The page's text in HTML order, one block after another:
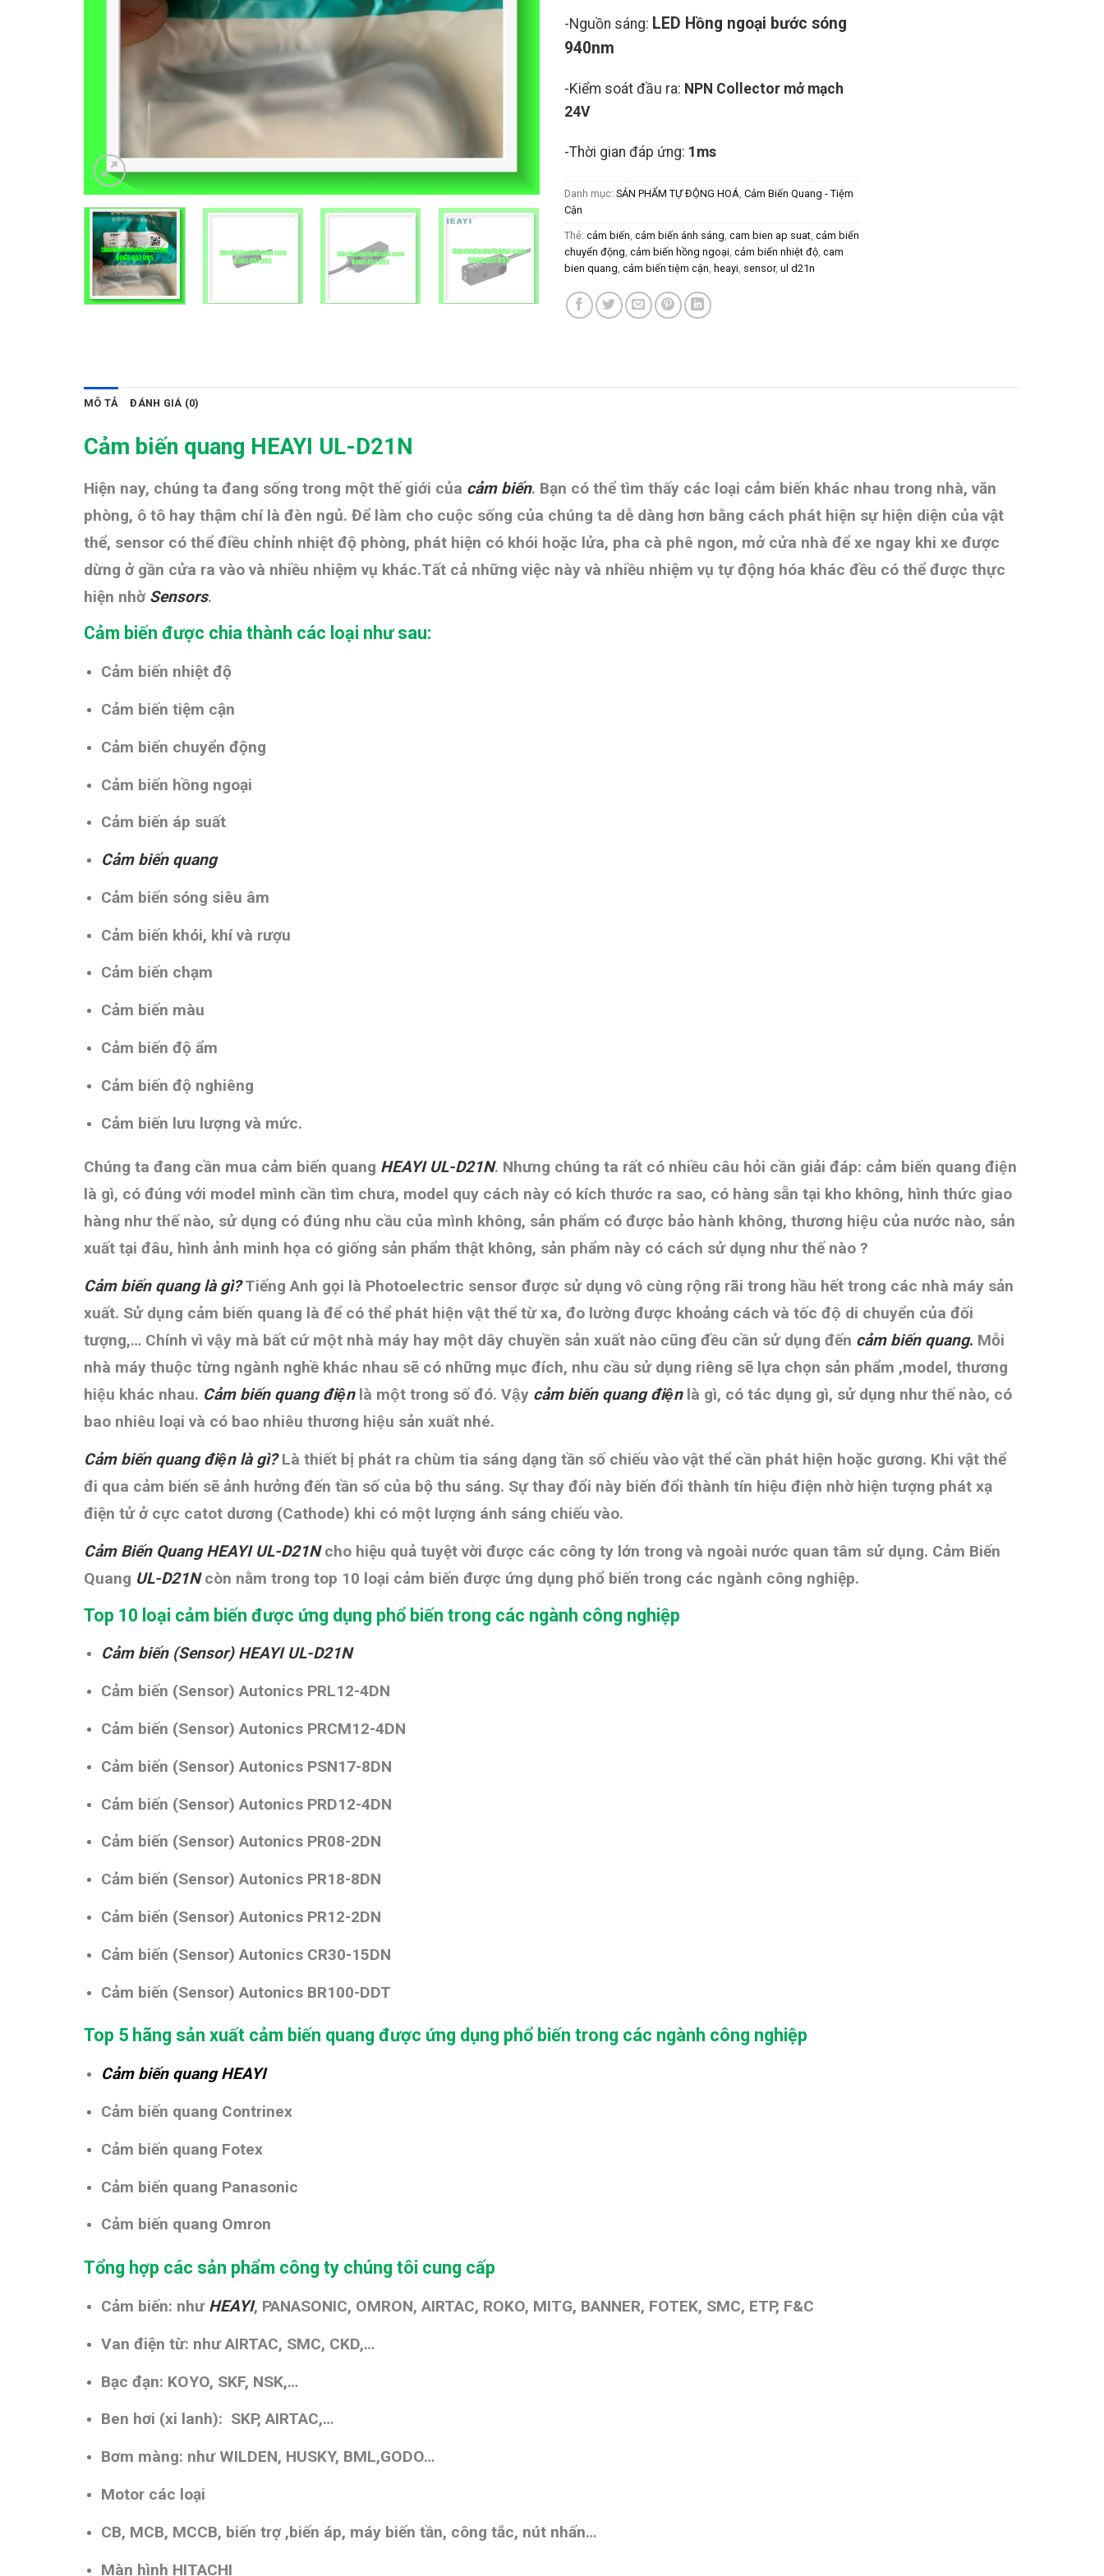
-Nguồn sáng: LED Hồng ngoại bước sóng
940nm
-Kiểm soát đầu ra: NPN Collector mở mạch
24V
-Thời gian đáp ứng: 1ms
Danh mục: SẢN PHẨM TỰ ĐỘNG HOÁ Cảm Biến Quang - Tiệm
Cận
Thẻ: cảm biến cảm biến ánh sáng cam bien ap suat cảm biến
chuyển động cảm biến hồng ngoại cảm biến nhiệt độ cam
bien quang cảm biến tiệm cận heayi sensor, ul d21n
MÔ TẢ ĐÁNH GIÁ (0)
Cảm biến quang HEAYI UL-D21N
Hiện nay, chúng ta đang sống trong một thế giới của cảm biến. Bạn có thể tìm thấy các loại cảm biến khác nhau trong nhà, văn
phòng, ô tô hay thậm chí là đèn ngủ. Để làm cho cuộc sống của chúng ta dễ dàng hơn bằng cách phát hiện sự hiện diện của vật
thể, sensor có thể điều chỉnh nhiệt độ phòng, phát hiện có khói hoặc lửa, pha cà phê ngon, mở cửa nhà để xe ngay khi xe được
dừng ở gần cửa ra vào và nhiều nhiệm vụ khác.Tất cả những việc này và nhiều nhiệm vụ tự động hóa khác đều có thể được thực
hiện nhờ Sensors.
Cảm biến được chia thành các loại như sau:
Cảm biến nhiệt độ
Cảm biến tiệm cận
Cảm biến chuyển động
Cảm biến hồng ngoại
Cảm biến áp suất
Cảm biến quang
Cảm biến sóng siêu âm
Cảm biến khói, khí và rượu
Cảm biến chạm
Cảm biến màu
Cảm biến độ ẩm
Cảm biến độ nghiêng
Cảm biến lưu lượng và mức.
Chúng ta đang cần mua cảm biến quang HEAYI UL-D21N. Nhưng chúng ta rất có nhiều câu hỏi cần giải đáp: cảm biến quang điện
là gì, có đúng với model mình cần tìm chưa, model quy cách này có kích thước ra sao, có hàng sẵn tại kho không, hình thức giao
hàng như thế nào, sử dụng có đúng nhu cầu của mình không, sản phẩm có được bảo hành không, thương hiệu của nước nào, sản
xuất tại đâu, hình ảnh minh họa có giống sản phẩm thật không, sản phẩm này có cách sử dụng như thế nào ?
Cảm biến quang là gì?Tiếng Anh gọi là Photoelectric sensor được sử dụng vô cùng rộng rãi trong hầu hết trong các nhà máy sản
xuất. Sử dụng cảm biến quang là để có thể phát hiện vật thể từ xa, đo lường được khoảng cách và tốc độ di chuyển của đối
tượng,… Chính vì vậy mà bất cứ một nhà máy hay một dây chuyền sản xuất nào cũng đều cần sử dụng đến cảm biến quang. Mỗi
nhà máy thuộc từng ngành nghề khác nhau sẽ có những mục đích, nhu cầu sử dụng riêng sẽ lựa chọn sản phẩm ,model, thương
hiệu khác nhau. Cảm biến quang điệnlà một trong số đó. Vậy cảm biến quang điệnlà gì, có tác dụng gì, sử dụng như thế nào, có
bao nhiêu loại và có bao nhiêu thương hiệu sản xuất nhé.
Cảm biến quang điện là gì?Là thiết bị phát ra chùm tia sáng dạng tần số chiếu vào vật thể cần phát hiện hoặc gương. Khi vật thể
đi qua cảm biến sẽ ảnh hưởng đến tần số của bộ thu sáng. Sự thay đổi này biến đổi thành tín hiệu điện nhờ hiện tượng phát xạ
điện tử ở cực catot dương (Cathode) khi có một lượng ánh sáng chiếu vào.
Cảm Biến Quang HEAYI UL-D21N cho hiệu quả tuyệt vời được các công ty lớn trong và ngoài nước quan tâm sử dụng. Cảm Biến
Quang UL-D21Ncòn nằm trong top 10 loại cảm biến được ứng dụng phổ biến trong các ngành công nghiệp.
Top 10 loại cảm biến được ứng dụng phổ biến trong các ngành công nghiệp
Cảm biến (Sensor) HEAYI UL-D21N
Cảm biến (Sensor) Autonics PRL12-4DN
Cảm biến (Sensor) Autonics PRCM12-4DN
Cảm biến (Sensor) Autonics PSN17-8DN
Cảm biến (Sensor) Autonics PRD12-4DN
Cảm biến (Sensor)Autonics PR08-2DN
Cảm biến (Sensor)Autonics PR18-8DN
Cảm biến (Sensor)Autonics PR12-2DN
Cảm biến (Sensor)Autonics CR30-15DN
Cảm biến (Sensor)Autonics BR100-DDT
Top 5 hãng sản xuất cảm biến quang được ứng dụng phổ biến trong các ngành công nghiệp
Cảm biến quang HEAYI
Cảm biến quang Contrinex
Cảm biến quang Fotex
Cảm biến quang Panasonic
Cảm biến quang Omron
Tổng hợp các sản phẩm công ty chúng tôi cung cấp
Cảm biến: như HEAYI, PANASONIC, OMRON, AIRTAC, ROKO, MITG, BANNER, FOTEK, SMC, ETP, F&C
Van điện từ: như AIRTAC, SMC, CKD,…
Bạc đạn: KOYO, SKF, NSK,…
Ben hơi (xi lanh): SKP, AIRTAC,…
Bơm màng: như WILDEN, HUSKY, BML,GODO…
Motor các loại
CB, MCB, MCCB, biến trợ ,biến áp, máy biến tần, công tắc, nút nhấn…
Màn hình HITACHI